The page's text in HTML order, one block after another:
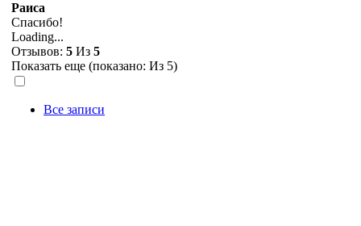
Раиса
Спасибо!
Loading...
Отзывов: 5 Из 5
Показать еще (показано: Из 5)
Все записи